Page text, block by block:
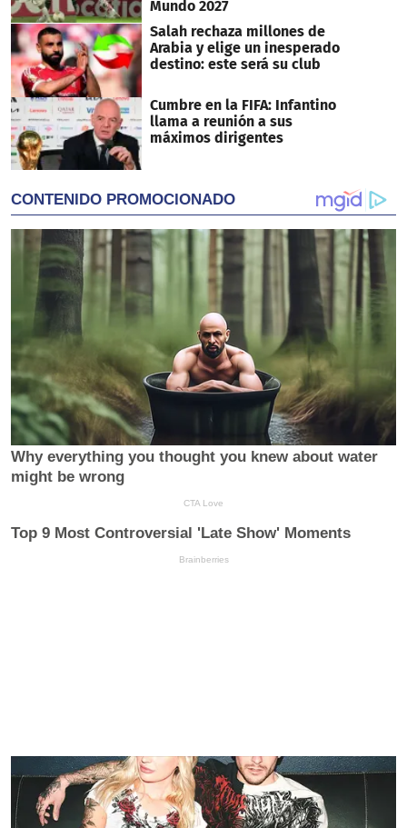
Mundo 2027
Salah rechaza millones de
Arabia y elige un inesperado
destino: este será su club
Cumbre en la FIFA: Infantino
llama a reunión a sus
máximos dirigentes